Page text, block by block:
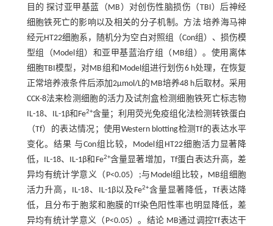
目的 探讨亚甲基蓝（MB）对创伤性脑损伤（TBI）后神经
细胞铁死亡的影响以及相关的分子机制。方法 培养海马神
经元HT22细胞系，随机分为空白对照组（Con组）、损伤模
型组（Model组）和亚甲基蓝治疗组（MB组）。使用离体
细胞TBI模型，对MB组和Model组进行划伤6 h处理，在恢复
正常培养液条件后添加2μmol/L的MB培养48 h后取材。采用
CCK-8法来检测细胞的活力及试剂盒检测细胞铁死亡标志物
IL-18、IL-1β和Fe2+含量；利用荧光免疫组化法检测转铁蛋白
（Tf）的表达情况；使用Western blotting检测Tf的表达水平
变化。结果 与Con组比较，Model组HT22细胞活力显著降
低，IL-18、IL-1β和Fe2+含量显著增加，Tf蛋白表达升高，差
异均有统计学意义（P<0.05）;与Model组比较，MB组细胞
活力升高，IL-18、IL-1β以及Fe2+含量显著降低，Tf表达降
低，且分布于胞浆和胞膜的Tf染色阳性率也明显降低，差
异均有统计学意义（P<0.05）。结论 MB通过调控Tf表达干